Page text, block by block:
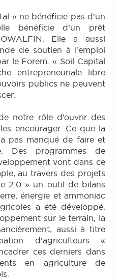
» ne bénéficie pas d’un
bénéficie d’un prêt
Elle a aussi
de soutien à l’emploi
le Forem. « Soil Capital
entrepreneuriale libre
publics ne peuvent
notre rôle d’ouvrir des
encourager. Ce que la
pas manqué de faire et
Des programmes de
vont dans ce
au travers des projets
2.0 » un outil de bilans
énergie et ammoniac
a été développé.
sur le terrain, la
aussi à titre
d’agriculteurs «
ces derniers dans
en agriculture de